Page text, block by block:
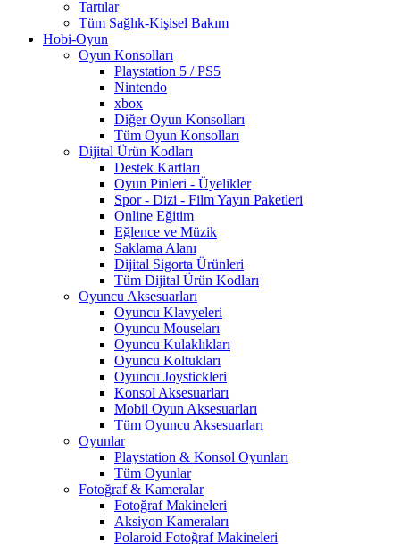
Tartılar
Tüm Sağlık-Kişisel Bakım
Hobi-Oyun
Oyun Konsolları
Playstation 5 / PS5
Nintendo
xbox
Diğer Oyun Konsolları
Tüm Oyun Konsolları
Dijital Ürün Kodları
Destek Kartları
Oyun Pinleri - Üyelikler
Spor - Dizi - Film Yayın Paketleri
Online Eğitim
Eğlence ve Müzik
Saklama Alanı
Dijital Sigorta Ürünleri
Tüm Dijital Ürün Kodları
Oyuncu Aksesuarları
Oyuncu Klavyeleri
Oyuncu Mouseları
Oyuncu Kulaklıkları
Oyuncu Koltukları
Oyuncu Joystickleri
Konsol Aksesuarları
Mobil Oyun Aksesuarları
Tüm Oyuncu Aksesuarları
Oyunlar
Playstation & Konsol Oyunları
Tüm Oyunlar
Fotoğraf & Kameralar
Fotoğraf Makineleri
Aksiyon Kameraları
Polaroid Fotoğraf Makineleri